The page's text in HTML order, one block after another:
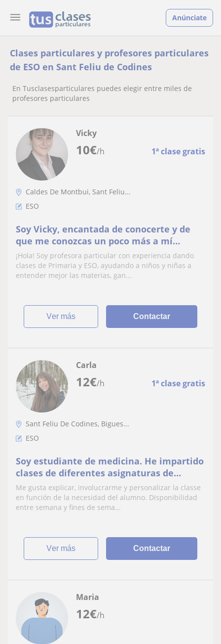
Anúnciate
Clases particulares y profesores particulares
de ESO en Sant Feliu de Codines
En Tusclasesparticulares puedes elegir entre miles de
profesores particulares
10€/h 1ª clase gratis
Vicky
Caldes De Montbui, Sant Feliu...
ESO
Soy Vicky, encantada de conocerte y de
que me conozcas un poco más a mí
también! Tengo 22 años y llevo tres años
realizando clases
¡Hola! Soy profesora particular con experiencia dando
clases de Primaria y ESO, ayudando a niños y niñas a
entender mejor las materias, gan...
ver más Contactar
12€/h 1ª clase gratis
Carla
Sant Feliu De Codines, Bigues...
ESO
Soy estudiante de medicina. He impartido
clases de diferentes asignaturas de
primaria, Eso y bachillerato durante años
Me gusta explicar, involucrarme y personalizar la classe
en función de la necesidad del alumno. Disponibilidad
entre semana y fines de sema...
ver más Contactar
12€/h
Maria